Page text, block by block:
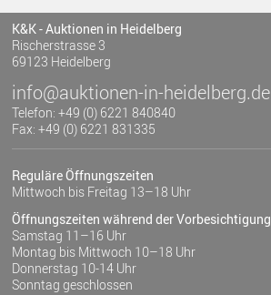
K&K - Auktionen in Heidelberg
Rischerstrasse 3
69123 Heidelberg
info@auktionen-in-heidelberg.de
Telefon: +49 (0) 6221 840840
Fax: +49 (0) 6221 831335
Reguläre Öffnungszeiten
Mittwoch bis Freitag 13–18 Uhr
Öffnungszeiten während der Vorbesichtigung
Samstag 11–16 Uhr
Montag bis Mittwoch 10–18 Uhr
Donnerstag 10-14 Uhr
Sonntag geschlossen